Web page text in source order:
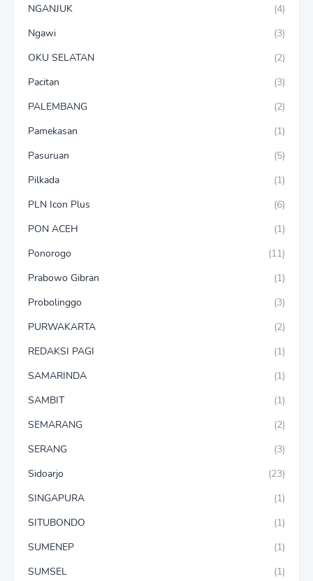
NGANJUK
(4)
Ngawi
(3)
OKU SELATAN
(2)
Pacitan
(3)
PALEMBANG
(2)
Pamekasan
(1)
Pasuruan
(5)
Pilkada
(1)
PLN Icon Plus
(6)
PON ACEH
(1)
Ponorogo
(11)
Prabowo Gibran
(1)
Probolinggo
(3)
PURWAKARTA
(2)
REDAKSI PAGI
(1)
SAMARINDA
(1)
SAMBIT
(1)
SEMARANG
(2)
SERANG
(3)
Sidoarjo
(23)
SINGAPURA
(1)
SITUBONDO
(1)
SUMENEP
(1)
SUMSEL
(1)